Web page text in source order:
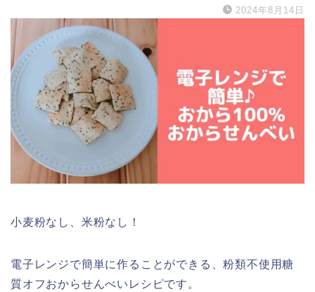
2024年8月14日
小麦粉なし、米粉なし！
電子レンジで簡単に作ることができる、粉類不使用糖
質オフおからせんべいレシピです。